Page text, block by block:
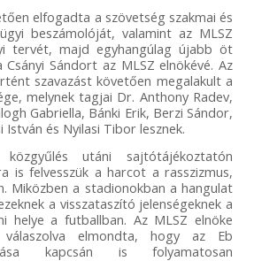
elfogadta a szövetség szakmai és
beszámolóját, valamint az MLSZ
tervét, majd egyhangúlag újabb öt
Sándort az MLSZ elnökévé. Az
szavazást követően megalakult a
melynek tagjai Dr. Anthony Radev,
Gabriella, Bánki Erik, Berzi Sándor,
István és Nyilasi Tibor lesznek.
utáni sajtótájékoztatón
is felvesszük a harcot a rasszizmus,
Miközben a stadionokban a hangulat
a visszataszító jelenségeknek a
helye a futballban. Az MLSZ elnöke
elmondta, hogy az Eb
kapcsán is folyamatosan